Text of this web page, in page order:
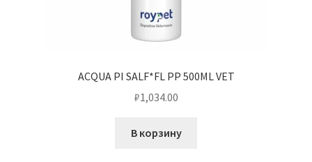
ACQUA PI SALF*FL PP 500ML VET
₽1,034.00
В корзину